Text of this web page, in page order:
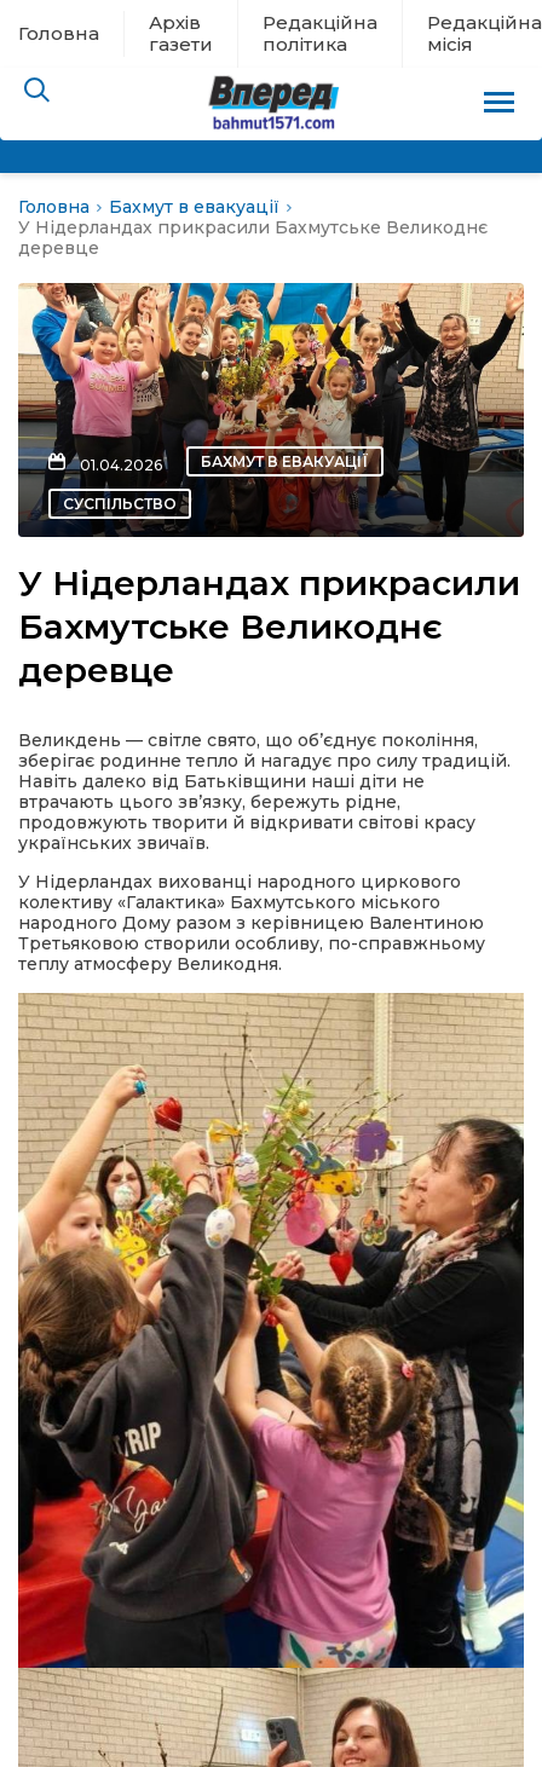
Головна
Архів
газети
Редакційна
політика
Редакційна
місія
евакуації
новини
політика
Головна
Бахмут в евакуації
У Нідерландах прикрасили Бахмутське Великоднє
деревце
01.04.2026 БАХМУТ В ЕВАКУАЦІЇ
СУСПІЛЬСТВО
У Нідерландах прикрасили
Бахмутське Великоднє
деревце
Великдень — світле свято, що об’єднує покоління,
зберігає родинне тепло й нагадує про силу традицій.
Навіть далеко від Батьківщини наші діти не
втрачають цього зв’язку, бережуть рідне,
продовжують творити й відкривати світові красу
українських звичаїв.
У Нідерландах вихованці народного циркового
колективу «Галактика» Бахмутського міського
народного Дому разом з керівницею Валентиною
Третьяковою створили особливу, по-справжньому
теплу атмосферу Великодня.